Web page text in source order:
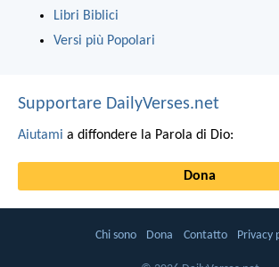
Libri Biblici
Versi più Popolari
Supportare DailyVerses.net
Aiutami a diffondere la Parola di Dio:
Dona
Chi sono Dona Contatto Privacy